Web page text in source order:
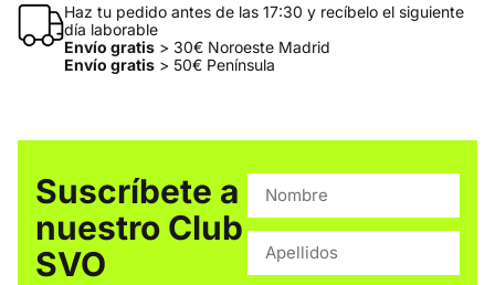
Haz tu pedido antes de las 17:30 y recíbelo el siguiente
día laborable
Envío gratis> 30€ Noroeste Madrid
Envío gratis> 50€ Península
Suscríbete a
nuestro Club
SVO